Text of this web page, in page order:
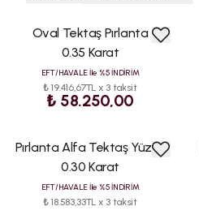
Oval Tektaş Pırlanta
0.35 Karat
EFT/HAVALE İle %5 İNDİRİM
₺ 19.416,67TL x 3 taksit
₺ 58.250,00
Pırlanta Alfa Tektaş Yüzük
0.30 Karat
EFT/HAVALE İle %5 İNDİRİM
₺ 18.583,33TL x 3 taksit